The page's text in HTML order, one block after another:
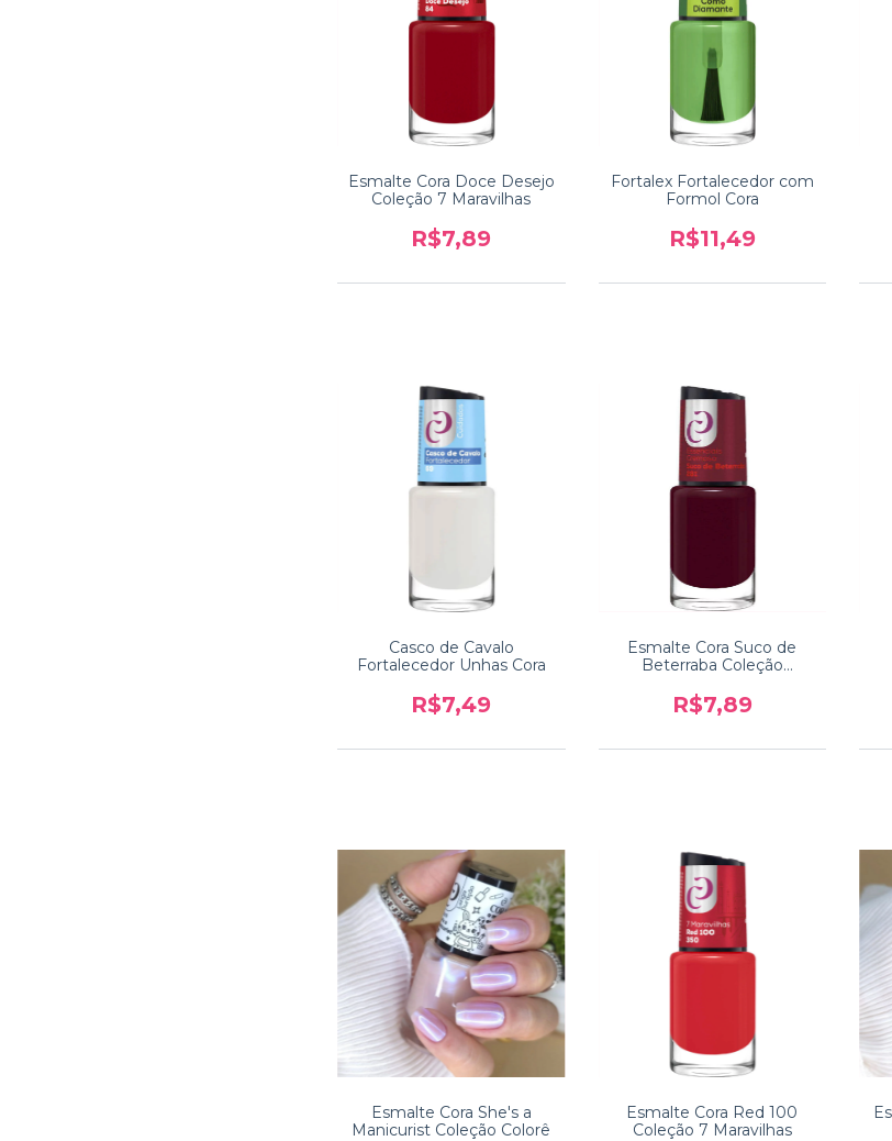
Esmalte Cora Doce Desejo
Coleção 7 Maravilhas
R$7,89
Fortalex Fortalecedor com
Formol Cora
R$11,49
Casco de Cavalo
Fortalecedor Unhas Cora
R$7,49
Esmalte Cora Suco de
Beterraba Coleção
R$7,89
Esmalte Cora She's a
Manicurist Coleção Colorê
Esmalte Cora Red 100
Coleção 7 Maravilhas